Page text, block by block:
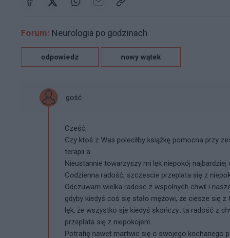
Forum: Neurologia po godzinach
odpowiedz nowy wątek
gość
Cześć,
Czy ktoś z Was poleciłby książkę pomocna przy
terapii a
Nieustannie towarzyszy mi lęk niepokój
Codzienna radość, szczescie przeplata się z
Odczuwam wielka radosc z wspolnych chwil i
gdyby kiedyś coś się stało mężowi, że ciesze się
lęk, że wszystko sje kiedyś skończy...ta radość z
przeplata się z niepokojem.
Potrafię nawet martwic się o swojego kochanego